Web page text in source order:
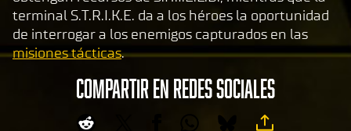
terminal S.T.R.I.K.E. da a los héroes la oportunidad
de interrogar a los enemigos capturados en las
misiones tácticas.
COMPARTIR EN REDES SOCIALES